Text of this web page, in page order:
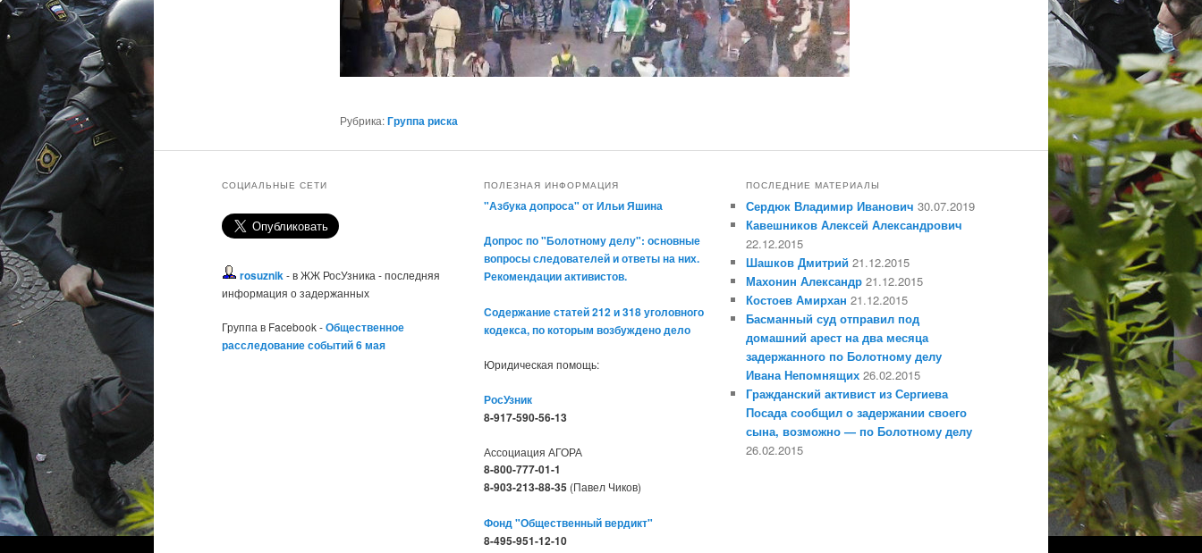
Рубрика:Группа риска
СОЦИАЛЬНЫЕ СЕТИ
rosuznik- в ЖЖ РосУзника - последняя
информация о задержанных
Группа в Facebook -Общественное
расследование событий 6 мая
ПОЛЕЗНАЯ ИНФОРМАЦИЯ
"Азбука допроса" от Ильи Яшина
Допрос по "Болотному делу": основные
вопросы следователей и ответы на них.
Рекомендации активистов.
Содержание статей 212 и 318 уголовного
кодекса, по которым возбуждено дело
Юридическая помощь:
РосУзник
8-917-590-56-13
Ассоциация АГОРА
8-800-777-01-1
8-903-213-88-35 (Павел Чиков)
Фонд "Общественный вердикт"
8-495-951-12-10
ПОСЛЕДНИЕ МАТЕРИАЛЫ
Сердюк Владимир Иванович 30.07.2019
Кавешников Алексей Александрович
22.12.2015
Шашков Дмитрий 21.12.2015
Махонин Александр 21.12.2015
Костоев Амирхан 21.12.2015
Басманный суд отправил под
домашний арест на два месяца
задержанного по Болотному делу
Ивана Непомнящих 26.02.2015
Гражданский активист из Сергиева
Посада сообщил о задержании своего
сына, возможно — по Болотному делу
26.02.2015